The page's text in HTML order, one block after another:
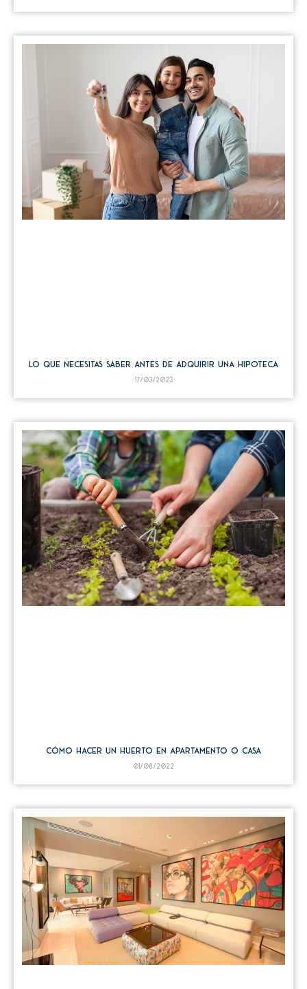
Lo que necesitas saber antes de adquirir una hipoteca
17/03/2023
Cómo hacer un huerto en apartamento o casa
01/08/2022